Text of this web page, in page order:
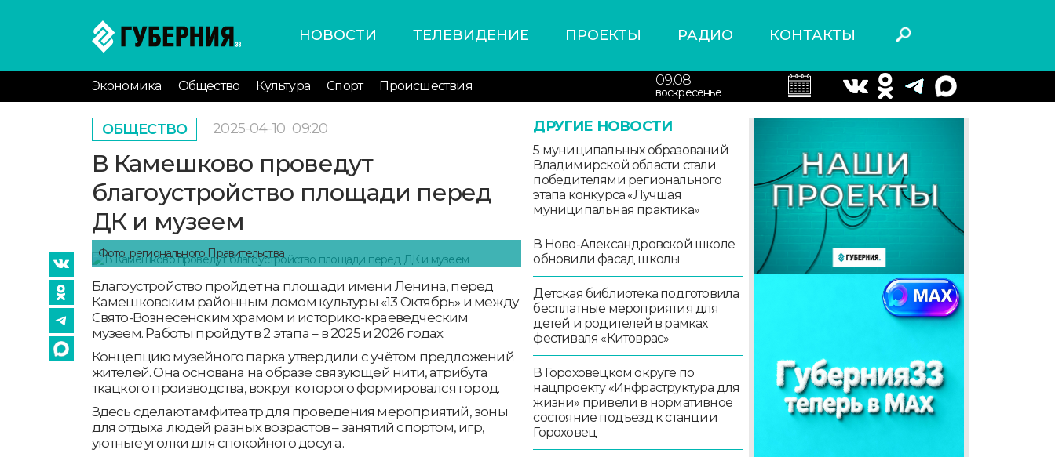
НОВОСТИ ТЕЛЕВИДЕНИЕ ПРОЕКТЫ РАДИО КОНТАКТЫ
Экономика Общество Культура Спорт Происшествия 09.08
воскресенье
ОБЩЕСТВО 2025-04-10 09:20
В Камешково проведут
благоустройство площади перед
ДК и музеем
Фото: регионального Правительства
Благоустройство пройдет на площади имени Ленина, перед
Камешковским районным домом культуры «13 Октябрь» и между
Свято-Вознесенским храмом и историко-краеведческим
музеем. Работы пройдут в 2 этапа – в 2025 и 2026 годах.
Концепцию музейного парка утвердили с учётом предложений
жителей. Она основана на образе связующей нити, атрибута
ткацкого производства, вокруг которого формировался город.
Здесь сделают амфитеатр для проведения мероприятий, зоны
для отдыха людей разных возрастов – занятий спортом, игр,
уютные уголки для спокойного досуга.
ДРУГИЕ НОВОСТИ
5 муниципальных образований
Владимирской области стали
победителями регионального
этапа конкурса «Лучшая
муниципальная практика»
В Ново-Александровской школе
обновили фасад школы
Детская библиотека подготовила
бесплатные мероприятия для
детей и родителей в рамках
фестиваля «Китоврас»
В Гороховецком округе по
нацпроекту «Инфраструктура для
жизни» привели в нормативное
состояние подъезд к станции
Гороховец